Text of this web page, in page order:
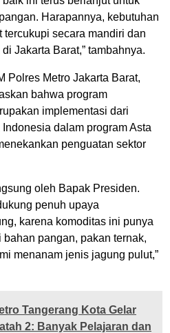
Harapannya, kebutuhan
secara mandiri dan
Jakarta Barat,” tambahnya.
Polres Metro Jakarta Barat,
bahwa program
implementasi dari
dalam program Asta
penguatan sektor
oleh Bapak Presiden.
penuh upaya
karena komoditas ini punya
pangan, pakan ternak,
menanam jenis jagung pulut,”
Tangerang Kota Gelar
2: Banyak Pelajaran dan